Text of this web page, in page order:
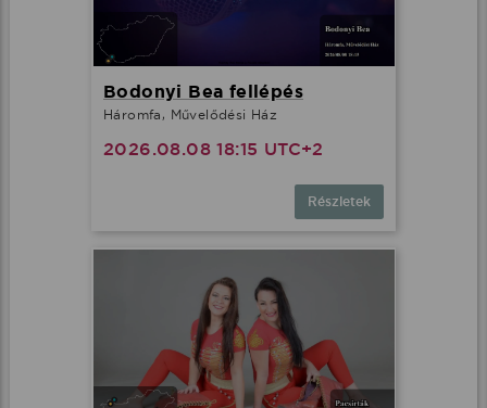
Bodonyi Bea fellépés
Háromfa, Művelődési Ház
2026.08.08 18:15 UTC+2
Részletek